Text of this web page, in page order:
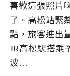
喜歡這張照片
了。高松站緊
點，旅客進出
JR高松駅搭乘
波…